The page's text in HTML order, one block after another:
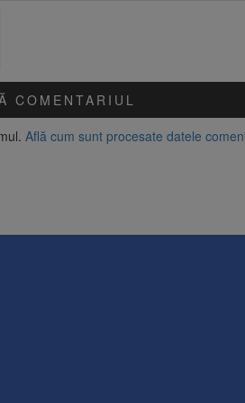
Află cum sunt procesate datele